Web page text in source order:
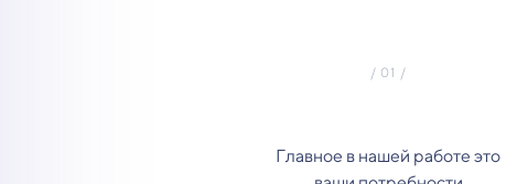
Главное в нашей работе это